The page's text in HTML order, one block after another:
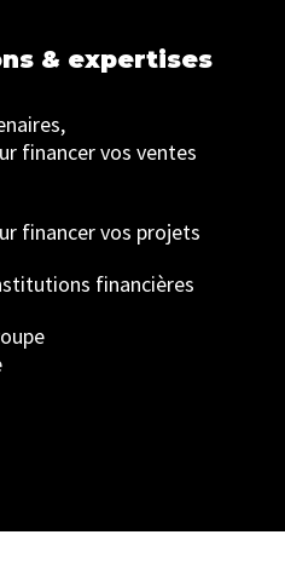
& expertises
financer vos ventes
financer vos projets
financières